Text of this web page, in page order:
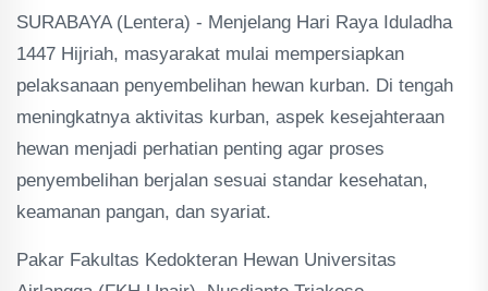
SURABAYA (Lentera) - Menjelang Hari Raya Iduladha
1447 Hijriah, masyarakat mulai mempersiapkan
pelaksanaan penyembelihan hewan kurban. Di tengah
meningkatnya aktivitas kurban, aspek kesejahteraan
hewan menjadi perhatian penting agar proses
penyembelihan berjalan sesuai standar kesehatan,
keamanan pangan, dan syariat.
Pakar Fakultas Kedokteran Hewan Universitas